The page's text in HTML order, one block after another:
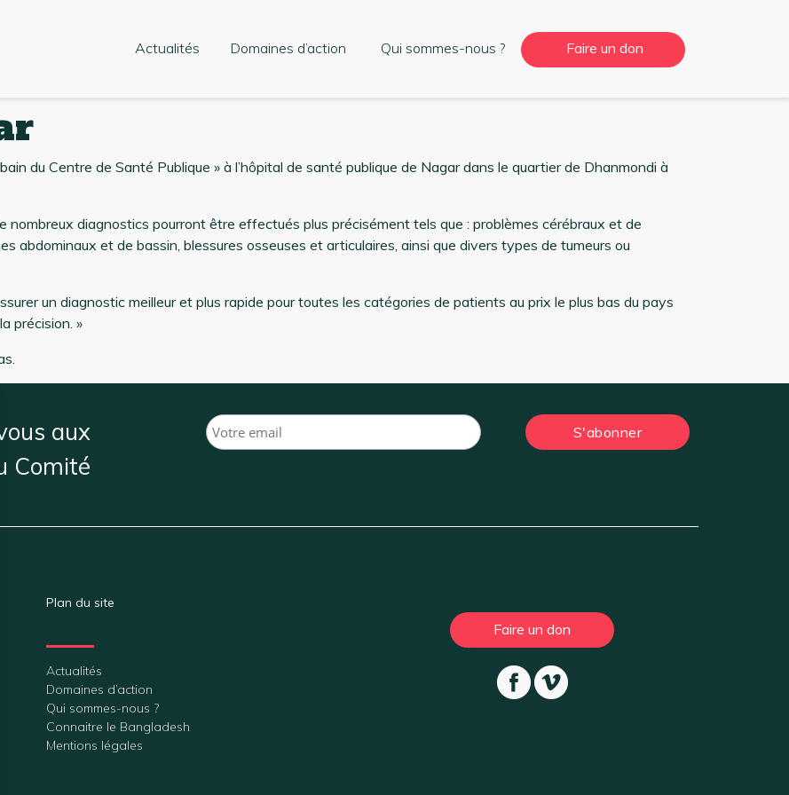
Actualités Domaines d’action Qui sommes-nous ? Faire un don
du Centre de Santé Publique » à l’hôpital de santé publique de Nagar dans le quartier de Dhanmondi à
nombreux diagnostics pourront être effectués plus précisément tels que : problèmes cérébraux et de
abdominaux et de bassin, blessures osseuses et articulaires, ainsi que divers types de tumeurs ou
un diagnostic meilleur et plus rapide pour toutes les catégories de patients au prix le plus bas du pays
précision. »
aux
Comité
Plan du site
Actualités
Domaines d’action
Qui sommes-nous ?
Connaitre le Bangladesh
Mentions légales
Faire un don